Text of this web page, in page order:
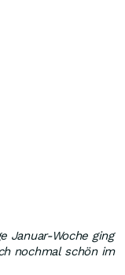
Januar-Woche ging
nochmal schön im